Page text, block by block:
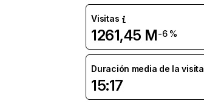
Visitas
1261,45 M-6 %
Duración media de la visita
15:17